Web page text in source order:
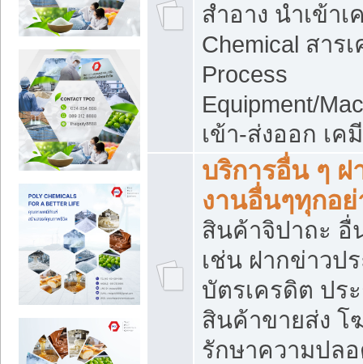
สำอาง นำเข้
Chemical สาร
Process
Equipment/
เข้า-ส่งออก เ
บริการอื่น ๆ
งานอื่นๆทุกอ
สินค้าจิปาถะ อื่
เช่น ฝากข่าวป
บัตรเครดิต ปร
สินค้าขายส่ง
รักษาความปล